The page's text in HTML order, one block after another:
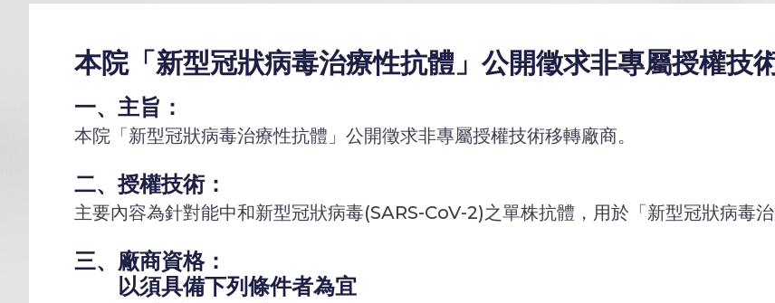
本院「新型冠狀病毒治療性抗體」公開徵求非專屬授權技
一、主旨：
本院「新型冠狀病毒治療性抗體」公開徵求非專屬授權技術移轉廠商。
二、授權技術：
主要內容為針對能中和新型冠狀病毒(SARS-CoV-2)之單株抗體，用於「新型冠狀病毒治
三、廠商資格：
以須具備下列條件者為宜